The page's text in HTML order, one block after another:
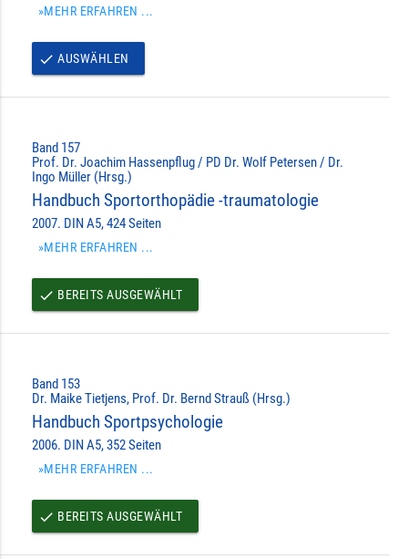
»MEHR ERFAHREN ...
done AUSWÄHLEN
Band 157
Prof. Dr. Joachim Hassenpflug / PD Dr. Wolf Petersen / Dr.
Ingo Müller (Hrsg.)
Handbuch Sportorthopädie -traumatologie
2007. DIN A5, 424 Seiten
»MEHR ERFAHREN ...
done BEREITS AUSGEWÄHLT
Band 153
Dr. Maike Tietjens, Prof. Dr. Bernd Strauß (Hrsg.)
Handbuch Sportpsychologie
2006. DIN A5, 352 Seiten
»MEHR ERFAHREN ...
done BEREITS AUSGEWÄHLT